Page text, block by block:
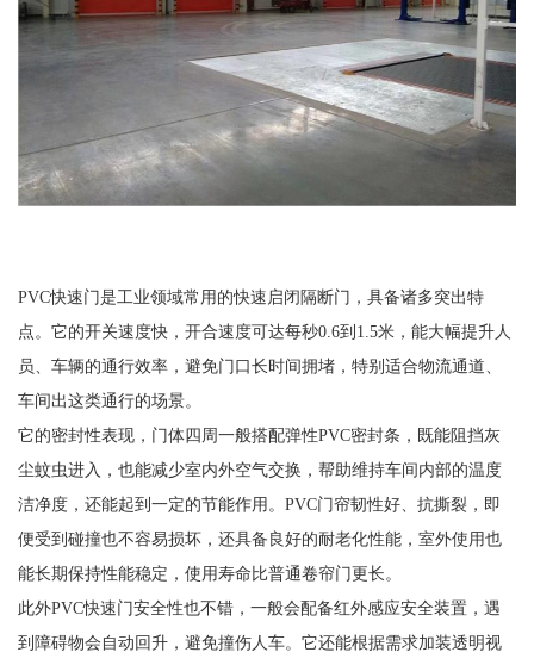
PVC快速门是工业领域常用的快速启闭隔断门，具备诸多突出特
点。它的开关速度快，开合速度可达每秒0.6到1.5米，能大幅提升人
员、车辆的通行效率，避免门口长时间拥堵，特别适合物流通道、
车间出这类通行的场景。
它的密封性表现，门体四周一般搭配弹性PVC密封条，既能阻挡灰
尘蚊虫进入，也能减少室内外空气交换，帮助维持车间内部的温度
洁净度，还能起到一定的节能作用。PVC门帘韧性好、抗撕裂，即
便受到碰撞也不容易损坏，还具备良好的耐老化性能，室外使用也
能长期保持性能稳定，使用寿命比普通卷帘门更长。
此外PVC快速门安全性也不错，一般会配备红外感应安全装置，遇
到障碍物会自动回升，避免撞伤人车。它还能根据需求加装透明视